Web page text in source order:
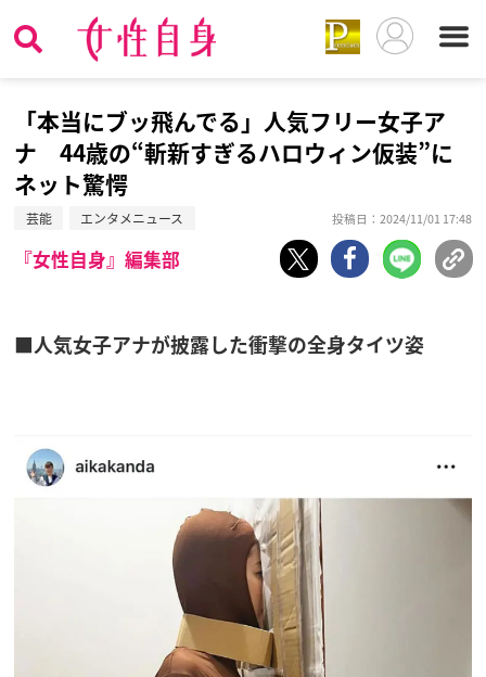
「本当にブッ飛んでる」人気フリー女子ア
ナ 44歳の“斬新すぎるハロウィン仮装”に
ネット驚愕
芸能 エンタメニュース 投稿日：2024/11/01 17:48
『女性自身』編集部
■人気女子アナが披露した衝撃の全身タイツ姿